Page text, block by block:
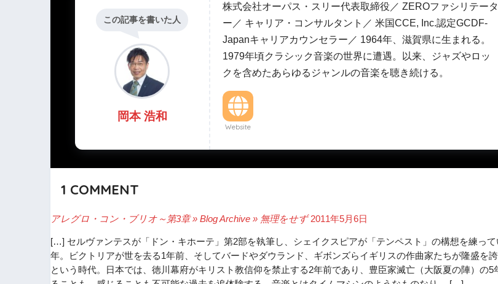
この記事を書いた人
岡本 浩和
株式会社オーパス・スリー代表取締役／ ZEROファシリテータ
ー／ キャリア・コンサルタント／ 米国CCE, Inc.認定GCDF-
Japanキャリアカウンセラー／ 1964年、滋賀県に生まれる。
1979年頃クラシック音楽の世界に遭遇。以来、ジャズやロッ
クを含めたあらゆるジャンルの音楽を聴き続ける。
Website
1 COMMENT
アレグロ・コン・ブリオ～第3章 » Blog Archive » 無理をせず 2011年5月6日
[…] セルヴァンテスが「ドン・キホーテ」第2部を執筆し、シェイクスピアが「テンペスト」の構想を練って
年。ビクトリアが世を去る1年前、そしてバードやダウランド、ギボンズらイギリスの作曲家たちが隆盛を
という時代。日本では、徳川幕府がキリスト教信仰を禁止する2年前であり、豊臣家滅亡（大阪夏の陣）の5